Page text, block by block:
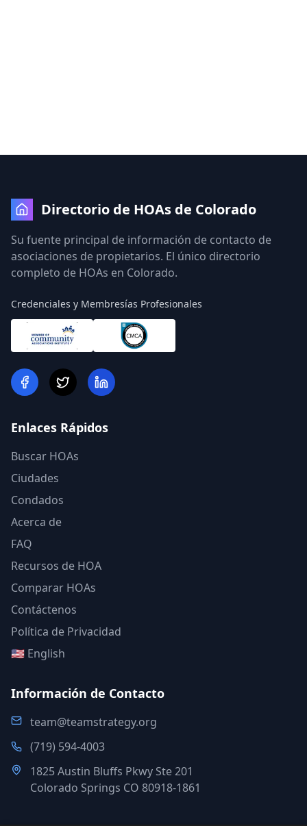
Directorio de HOAs de Colorado
Su fuente principal de información de contacto de
asociaciones de propietarios. El único directorio
completo de HOAs en Colorado.
Credenciales y Membresías Profesionales
Enlaces Rápidos
Buscar HOAs
Ciudades
Condados
Acerca de
FAQ
Recursos de HOA
Comparar HOAs
Contáctenos
Política de Privacidad
🇺🇸 English
Información de Contacto
team@teamstrategy.org
(719) 594-4003
1825 Austin Bluffs Pkwy Ste 201
Colorado Springs CO 80918-1861